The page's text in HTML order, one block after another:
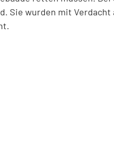
Sie wurden mit